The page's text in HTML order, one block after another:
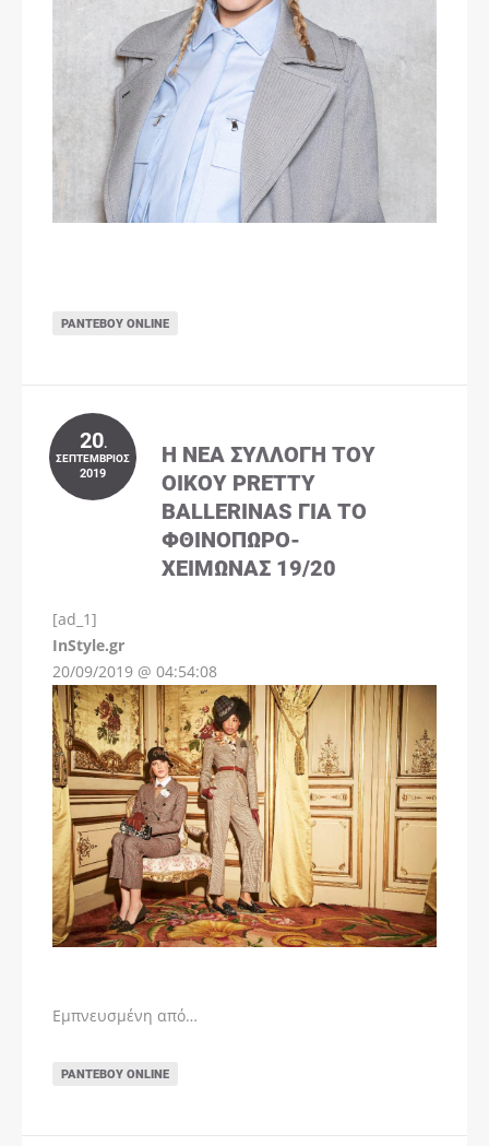
ΡΑΝΤΕΒΟΎ ONLINE
20.
ΣΕΠΤΈΜΒΡΙΟΣ
2019
Η ΝΈΑ ΣΥΛΛΟΓΉ ΤΟΥ
ΟΊΚΟΥ PRETTY
BALLERINAS ΓΙΑ ΤΟ
ΦΘΙΝΌΠΩΡΟ-
ΧΕΙΜΏΝΑΣ 19/20
[ad_1]
InStyle.gr
20/09/2019 @ 04:54:08
Εμπνευσμένη από…
ΡΑΝΤΕΒΟΎ ONLINE